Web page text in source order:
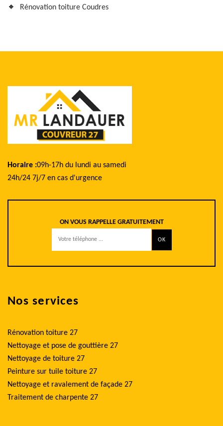
Rénovation toiture Coudres
Horaire :09h-17h du lundi au samedi
24h/24 7j/7 en cas d'urgence
ON VOUS RAPPELLE GRATUITEMENT
Nos services
Rénovation toiture 27
Nettoyage et pose de gouttière 27
Nettoyage de toiture 27
Peinture sur tuile toiture 27
Nettoyage et ravalement de façade 27
Traitement de charpente 27